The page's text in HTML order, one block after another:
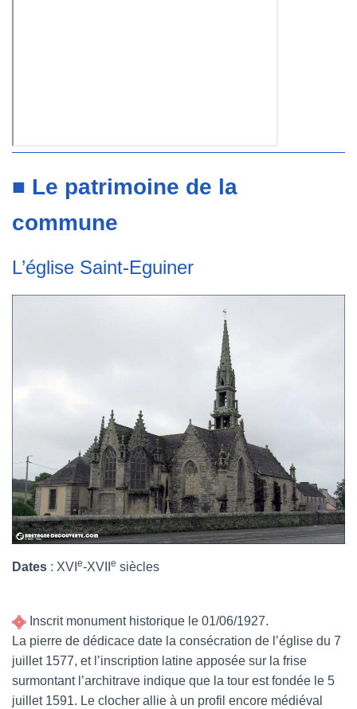
■ Le patrimoine de la
commune
L’église Saint-Eguiner
Dates : XVI e-XVII e siècles
Inscrit monument historique le 01/06/1927.
La pierre de dédicace date la consécration de l’église du 7
juillet 1577, et l’inscription latine apposée sur la frise
surmontant l’architrave indique que la tour est fondée le 5
juillet 1591. Le clocher allie à un profil encore médiéval